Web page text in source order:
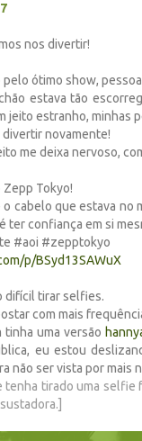
nos divertir!
pelo ótimo show,
estava tão
jeito estranho, minhas
divertir novamente!
me deixa nervoso,
Tokyo!
cabelo que estava no
ter confiança em si
#aoi #zepptokyo
p/BSyd13SAWuX
difícil tirar selfies.
com mais
tinha uma versão
eu estou
não ser vista por mais
tenha tirado uma selfie